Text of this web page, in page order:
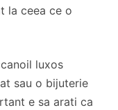
la ceea ce o
luxos
sau o bijuterie
e sa arati ca